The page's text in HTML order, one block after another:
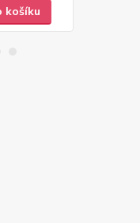
košíku